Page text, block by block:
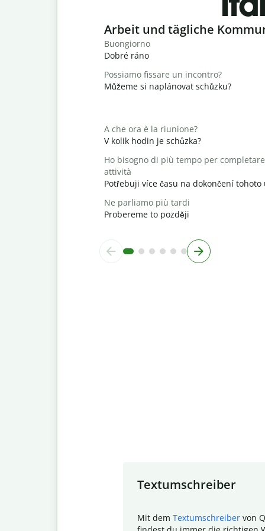
Slide 1 of 6
Arbeit und tägliche
Buongiorno
Dobré ráno
Possiamo fissare un incontro?
Můžeme si naplánovat schůzku?
A che ora è la riunione?
V kolik hodin je schůzka?
Ho bisogno di più tempo per
attività
Potřebuji více času na dokončení tohoto
Ne parliamo più tardi
Probereme to později
Textumschreiber
Mit dem Textumschreiber von